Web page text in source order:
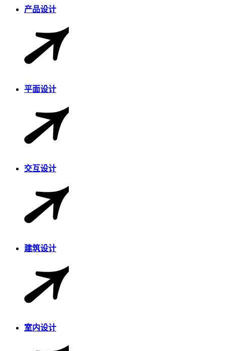
产品设计
平面设计
交互设计
建筑设计
室内设计